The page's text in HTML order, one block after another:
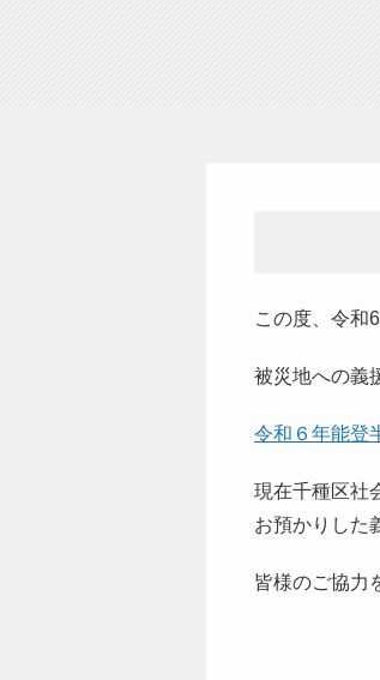
共同募金
この度、令和
被災地への義
令和６年能登
現在千種区社
お預かりした
皆様のご協力